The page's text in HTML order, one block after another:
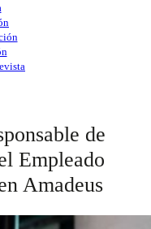
de
Empleado
Amadeus